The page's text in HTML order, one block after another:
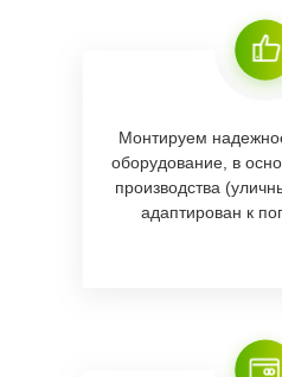
Монтируем
оборудование, в
производства
адаптирован к